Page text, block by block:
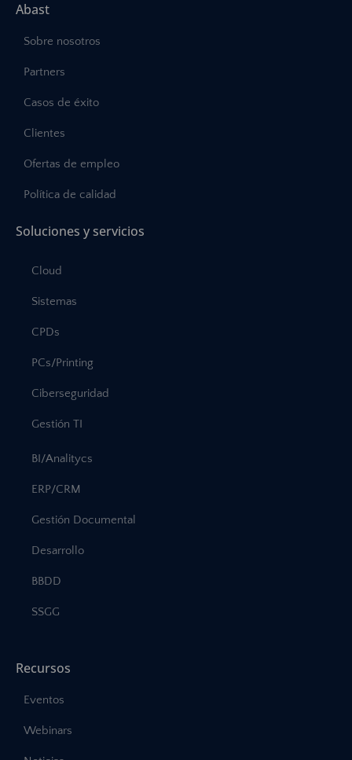
Abast
Sobre nosotros
Partners
Casos de éxito
Clientes
Ofertas de empleo
Política de calidad
Soluciones y servicios
Cloud
Sistemas
CPDs
PCs/Printing
Ciberseguridad
Gestión TI
BI/Analitycs
ERP/CRM
Gestión Documental
Desarrollo
BBDD
SSGG
Recursos
Eventos
Webinars